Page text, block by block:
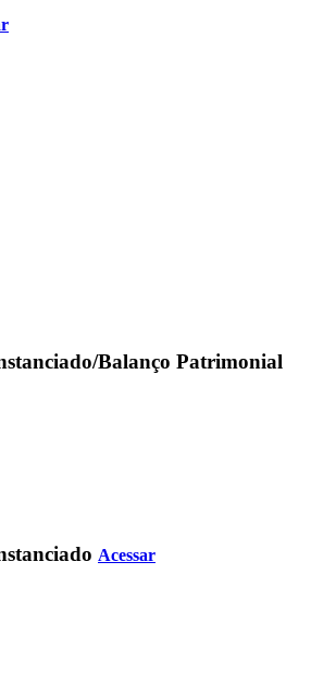
Balanço Patrimonial
Acessar